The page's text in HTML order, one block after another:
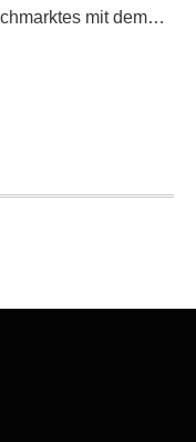
mit dem…